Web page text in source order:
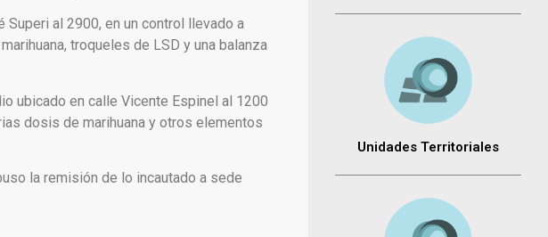
al 2900, en un control llevado a
troqueles de LSD y una balanza
ubicado en calle Vicente Espinel al 1200
dosis de marihuana y otros elementos
la remisión de lo incautado a sede
Unidades Territoriales